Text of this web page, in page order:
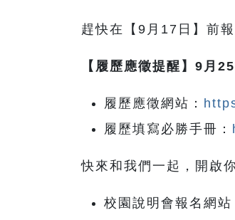
趕快在【9月17日】前
【履歷應徵提醒】9月
履歷應徵網站：
履歷填寫必勝手冊：
快來和我們一起，開啟
校園說明會報名網站